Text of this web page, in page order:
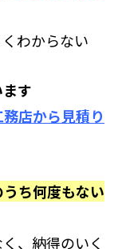
わからない
す
店から見積り
ち何度もない
、納得のいく